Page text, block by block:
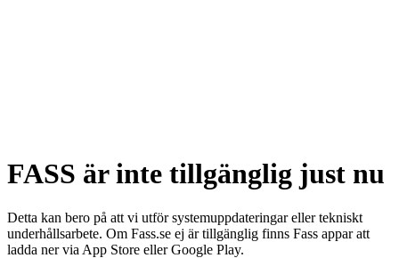
FASS är inte tillgänglig just nu
Detta kan bero på att vi utför systemuppdateringar eller tekniskt
underhållsarbete. Om Fass.se ej är tillgänglig finns Fass appar att
ladda ner via App Store eller Google Play.